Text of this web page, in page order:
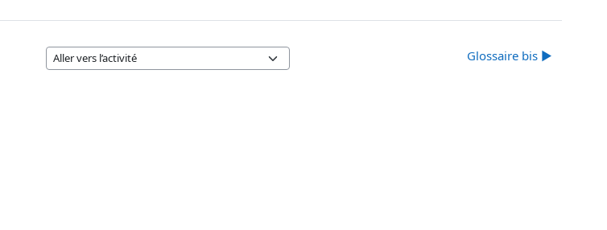
Aller vers l’activité
Glossaire bis ▶︎